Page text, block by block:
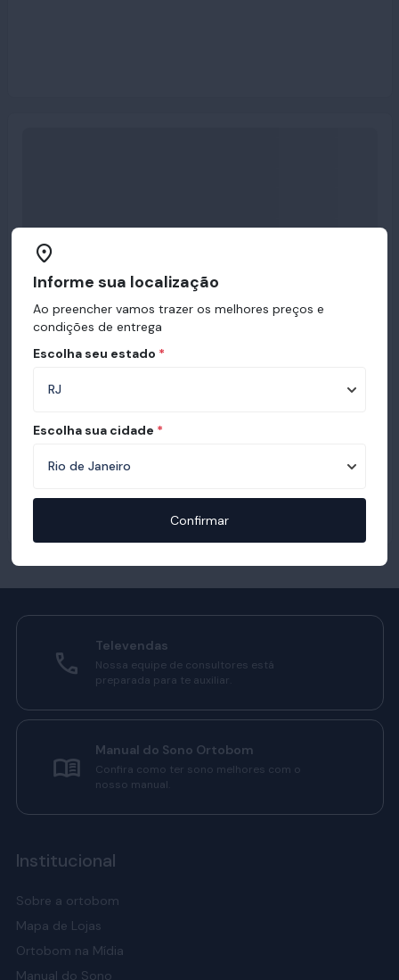
Televendas
Nossa equipe de consultores está
preparada para te auxiliar.
Manual do Sono Ortobom
Confira como ter sono melhores com o
nosso manual.
Institucional
Sobre a ortobom
Mapa de Lojas
Ortobom na Mídia
Manual do Sono
Informe sua localização
Ao preencher vamos trazer os melhores preços e
condições de entrega
Escolha seu estado *
Escolha sua cidade *
Confirmar